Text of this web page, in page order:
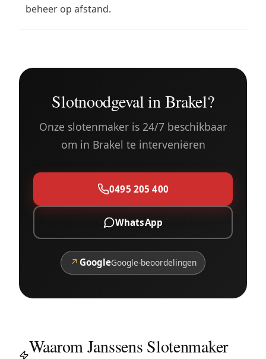
beheer op afstand.
Slotnoodgeval in Brakel?
Onze slotenmaker is 24/7 beschikbaar
om in Brakel te interveniëren
0495 205 400
WhatsApp
↗ GoogleGoogle-beoordelingen
Waarom Janssens Slotenmaker